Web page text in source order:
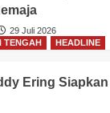
29 Juli 2026
TENGAH
HEADLINE
Ering